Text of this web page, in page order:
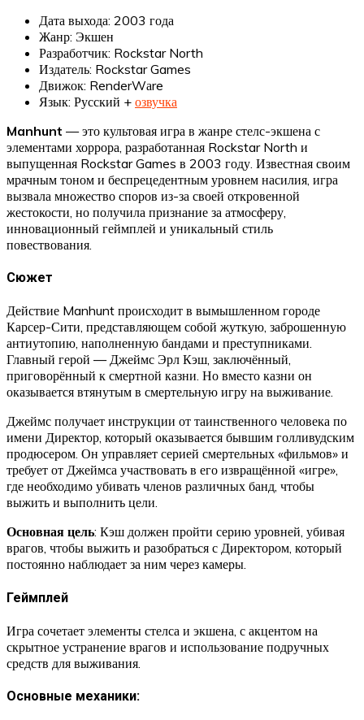
Дата выхода: 2003 года
Жанр: Экшен
Разработчик: Rockstar North
Издатель: Rockstar Games
Движок: RenderWаre
Язык: Русский + озвучка
Manhunt — это культовая игра в жанре стелс-экшена с
элементами хоррора, разработанная Rockstar North и
выпущенная Rockstar Games в 2003 году. Известная своим
мрачным тоном и беспрецедентным уровнем насилия, игра
вызвала множество споров из-за своей откровенной
жестокости, но получила признание за атмосферу,
инновационный геймплей и уникальный стиль
повествования.
Сюжет
Действие Manhunt происходит в вымышленном городе
Карсер-Сити, представляющем собой жуткую, заброшенную
антиутопию, наполненную бандами и преступниками.
Главный герой — Джеймс Эрл Кэш, заключённый,
приговорённый к смертной казни. Но вместо казни он
оказывается втянутым в смертельную игру на выживание.
Джеймс получает инструкции от таинственного человека по
имени Директор, который оказывается бывшим голливудским
продюсером. Он управляет серией смертельных «фильмов» и
требует от Джеймса участвовать в его извращённой «игре»,
где необходимо убивать членов различных банд, чтобы
выжить и выполнить цели.
Основная цель: Кэш должен пройти серию уровней, убивая
врагов, чтобы выжить и разобраться с Директором, который
постоянно наблюдает за ним через камеры.
Геймплей
Игра сочетает элементы стелса и экшена, с акцентом на
скрытное устранение врагов и использование подручных
средств для выживания.
Основные механики: